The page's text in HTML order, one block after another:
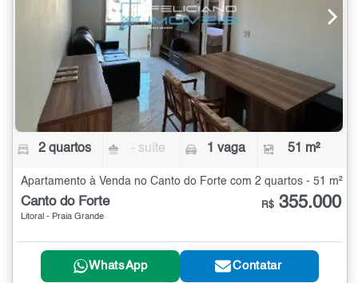
2 quartos - suíte 1 vaga 51 m²
Apartamento à Venda no Canto do Forte com 2 quartos - 51 m²
Canto do Forte
Litoral - Praia Grande
R$ 355.000
WhatsApp Contatar